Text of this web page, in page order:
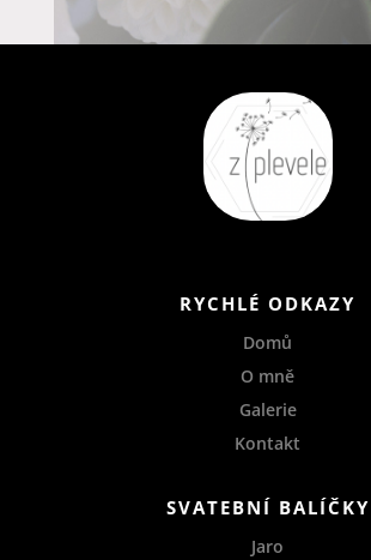
RYCHLÉ ODKAZY
Domů
O mně
Galerie
Kontakt
SVATEBNÍ BALÍČKY
Jaro